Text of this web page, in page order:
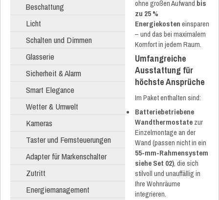
Beschattung
Licht
Schalten und Dimmen
Glasserie
Sicherheit & Alarm
Smart Elegance
Wetter & Umwelt
Kameras
Taster und Fernsteuerungen
Adapter für Markenschalter
Zutritt
Energiemanagement
ohne großen Aufwand bis
zu 25 %
Energiekosteneinsparen
– und das bei maximalem
Komfort in jedem Raum.
Umfangreiche
Ausstattung für
höchste Ansprüche
Im Paket enthalten sind:
Batteriebetriebene
Wandthermostatezur
Einzelmontage an der
Wand (passen nicht in ein
55-mm-Rahmensystem
siehe Set 02), die sich
stilvoll und unauffällig in
Ihre Wohnräume
integrieren.